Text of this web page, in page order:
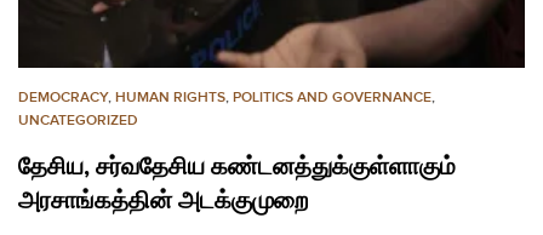
DEMOCRACY, HUMAN RIGHTS, POLITICS AND GOVERNANCE,
UNCATEGORIZED
தேசிய, சர்வதேசிய கண்டனத்துக்குள்ளாகும்
அரசாங்கத்தின் அடக்குமுறை